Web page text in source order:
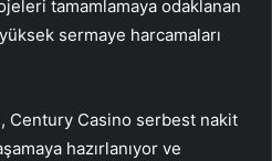
tamamlamaya odaklanan
sermaye harcamaları
Century Casino serbest nakit
hazırlanıyor ve